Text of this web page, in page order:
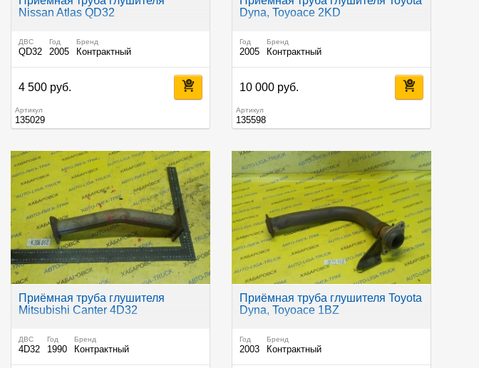
Nissan Atlas QD32
ДВС
QD32
Год
2005
Бренд
Контрактный
4 500 руб.
Артикул
135029
Dyna, Toyoace 2KD
Год
2005
Бренд
Контрактный
10 000 руб.
Артикул
135598
Приёмная труба глушителя
Mitsubishi Canter 4D32
ДВС
4D32
Год
1990
Бренд
Контрактный
Приёмная труба глушителя Toyota
Dyna, Toyoace 1BZ
Год
2003
Бренд
Контрактный